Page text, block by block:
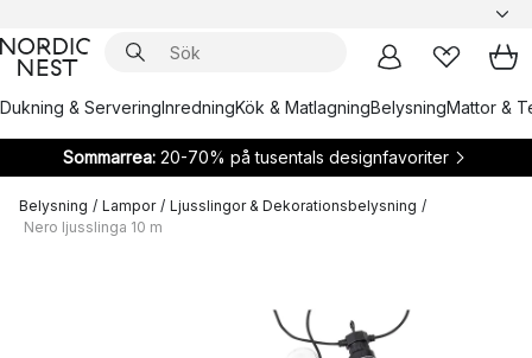
Dukning & ServeringInredningKök & MatlagningBelysningMattor &
Sommarrea:20-70% på tusentals designfavoriter
Belysning / Lampor / Ljusslingor & Dekorationsbelysning /
Nero ljusslinga 10 m